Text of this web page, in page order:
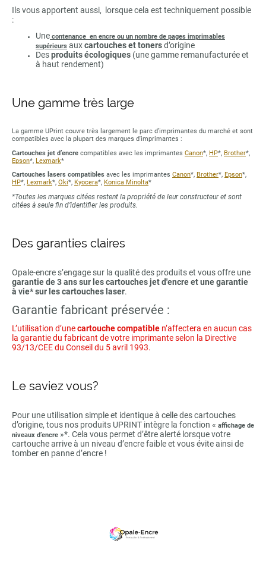
Ils vous apportent aussi, lorsque cela est techniquement possible
:
Une contenance en encre ou un nombre de pages imprimables
supérieurs auxcartouches et tonersd’origine
Desproduits écologiques (une gamme remanufacturée et
à haut rendement)
Une gamme très large
La gamme UPrint couvre très largement le parc d’imprimantes du marché et sont
compatibles avec la plupart des marques d'imprimantes :
Cartouches jet d’encre compatibles avec les imprimantes Canon*, HP*, Brother*,
Epson*, Lexmark*
Cartouches lasers compatibles avec les imprimantes Canon*, Brother*, Epson*,
HP*, Lexmark*, Oki*, Kyocera*, Konica Minolta*
*Toutes les marques citées restent la propriété de leur constructeur et sont
citées à seule fin d’identifier les produits.
Des garanties claires
Opale-encre s’engage sur la qualité des produits et vous offre une
garantie de 3 ans sur les cartouches jet d'encre et une garantie
à vie* sur les cartouches laser.
Garantie fabricant préservée :
L’utilisation d’unecartouche compatible n’affectera en aucun cas
la garantie du fabricant de votre imprimante selon la Directive
93/13/CEE du Conseil du 5 avril 1993.
Le saviez vous?
Pour une utilisation simple et identique à celle des cartouches
d’origine, tous nos produits UPRINT intègre la fonction « affichage de
niveaux d’encre »*. Cela vous permet d’être alerté lorsque votre
cartouche arrive à un niveau d’encre faible et vous évite ainsi de
tomber en panne d’encre !